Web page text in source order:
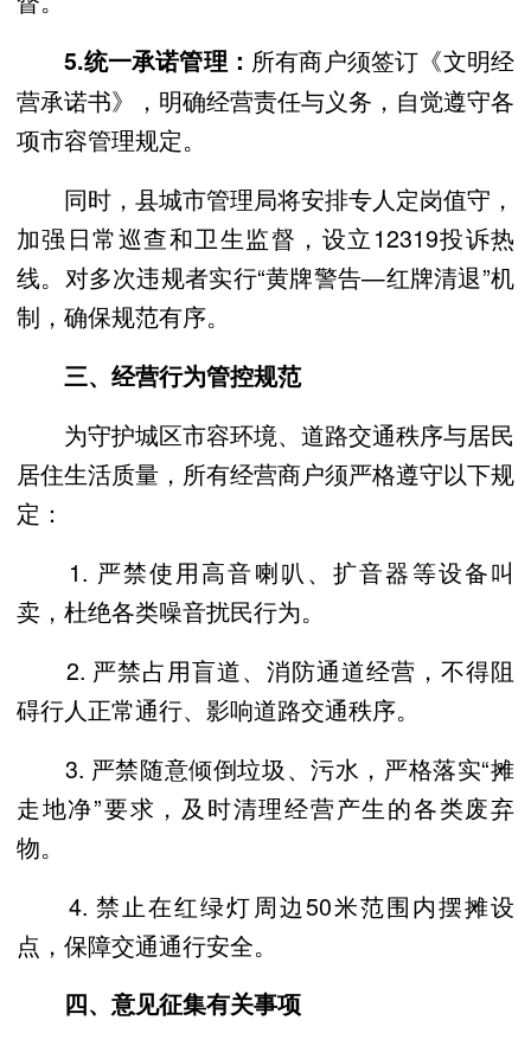
5.统一承诺管理： 所有商户须签订《文明经
营承诺书》，明确经营责任与义务，自觉遵守各
项市容管理规定。
同时，县城市管理局将安排专人定岗值守，
加强日常巡查和卫生监督，设立12319投诉热
线。对多次违规者实行“黄牌警告—红牌清退”机
制，确保规范有序。
三、经营行为管控规范
为守护城区市容环境、道路交通秩序与居民
居住生活质量，所有经营商户须严格遵守以下规
定：
1. 严禁使用高音喇叭、扩音器等设备叫
卖，杜绝各类噪音扰民行为。
2. 严禁占用盲道、消防通道经营，不得阻
碍行人正常通行、影响道路交通秩序。
3. 严禁随意倾倒垃圾、污水，严格落实“摊
走地净”要求，及时清理经营产生的各类废弃
物。
4. 禁止在红绿灯周边50米范围内摆摊设
点，保障交通通行安全。
四、意见征集有关事项